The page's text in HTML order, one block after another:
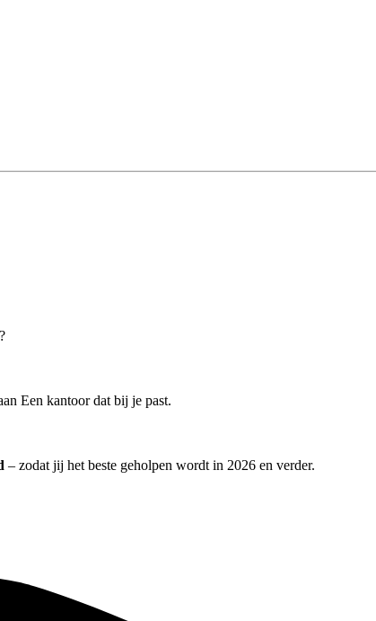
Een kantoor dat bij je past.
– zodat jij het beste geholpen wordt in 2026 en verder.